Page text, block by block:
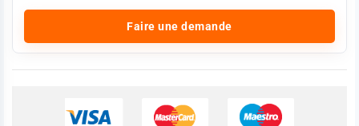
Faire une demande